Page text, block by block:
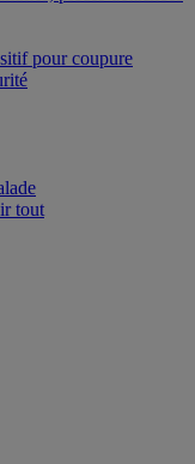
pour coupure
tout